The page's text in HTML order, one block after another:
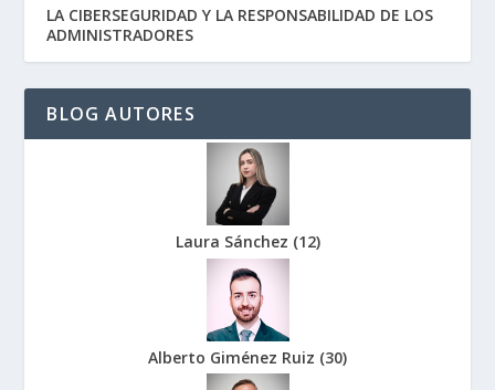
LA CIBERSEGURIDAD Y LA RESPONSABILIDAD DE LOS
ADMINISTRADORES
BLOG AUTORES
Laura Sánchez (12)
Alberto Giménez Ruiz (30)